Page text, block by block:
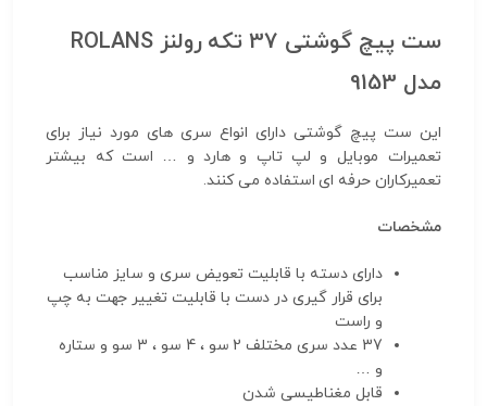
ست پیچ گوشتی 37 تکه رولنز ROLANS
مدل 9153
این ست پیچ گوشتی دارای انواع سری های مورد نیاز برای
تعمیرات موبایل و لپ تاپ و هارد و … است که بیشتر
تعمیرکاران حرفه ای استفاده می کنند.
مشخصات
دارای دسته با قابلیت تعویض سری و سایز مناسب
برای قرار گیری در دست با قابلیت تغییر جهت به چپ
و راست
37 عدد سری مختلف 2 سو ، 4 سو ، 3 سو و ستاره
و …
قابل مغناطیسی شدن